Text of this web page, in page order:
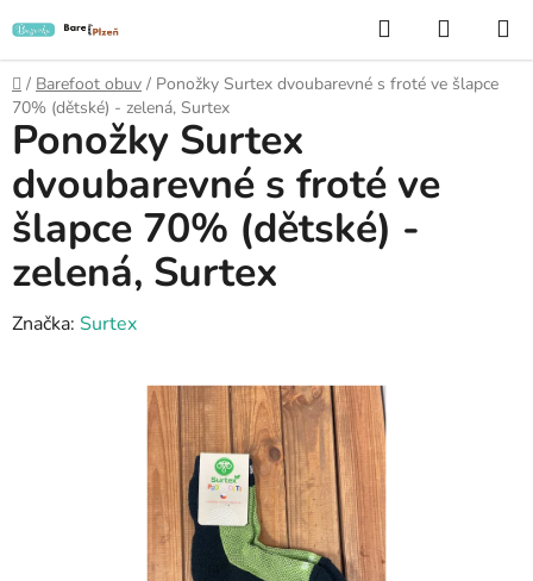
na
obsah
Hledat
KOŠÍK
Domů
/ Barefoot obuv / Ponožky Surtex dvoubarevné s froté ve šlapce
70% (dětské) - zelená, Surtex
Ponožky Surtex
dvoubarevné s froté ve
šlapce 70% (dětské) -
zelená, Surtex
Značka: Surtex